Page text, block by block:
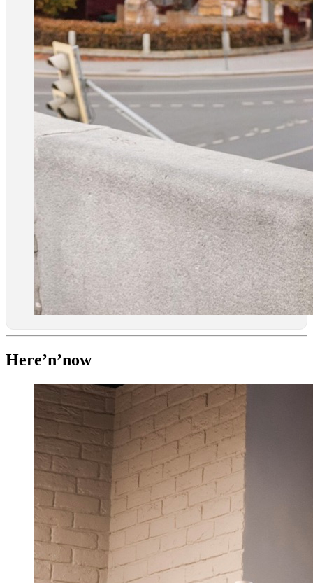
Here’n’now